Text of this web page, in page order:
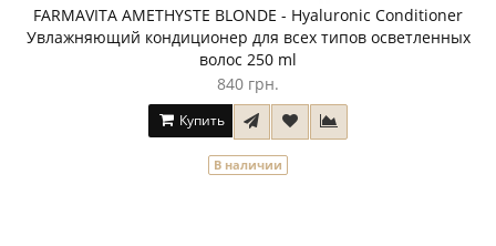
FARMAVITA AMETHYSTE BLONDE - Hyaluronic Conditioner
Увлажняющий кондиционер для всех типов осветленных
волос 250 ml
840 грн.
Купить
В наличии